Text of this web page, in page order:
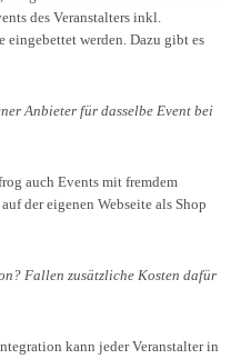
des Veranstalters inkl.
eingebettet werden. Dazu gibt es
Anbieter für dasselbe Event bei
auch Events mit fremdem
der eigenen Webseite als Shop
Fallen zusätzliche Kosten dafür
kann jeder Veranstalter in